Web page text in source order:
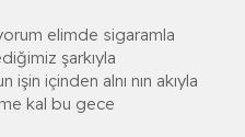
elimde sigaramla
şarkıyla
işin içinden alnı nın akıyla
kal bu gece